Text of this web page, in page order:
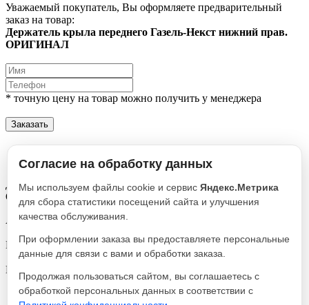
Уважаемый покупатель, Вы оформляете предварительный
заказ на товар:
Держатель крыла переднего Газель-Некст нижний прав.
ОРИГИНАЛ
* точную цену на товар можно получить у менеджера
Заказать
Описание
Характеристики
Держатель крыла переднего Газель-Некст нижний прав.
ОРИГИНАЛ
Артикул
Реквизиты
Передок / Товар / 2663
Производитель
Оригинал
Согласие на обработку данных
Мы используем файлы cookie и сервис Яндекс.Метрика
для сбора статистики посещений сайта и улучшения
качества обслуживания.
При оформлении заказа вы предоставляете персональные
данные для связи с вами и обработки заказа.
Продолжая пользоваться сайтом, вы соглашаетесь с
обработкой персональных данных в соответствии с